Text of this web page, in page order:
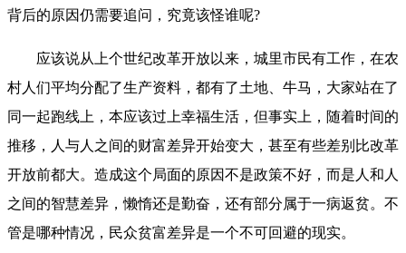
背后的原因仍需要追问，究竟该怪谁呢?
应该说从上个世纪改革开放以来，城里市民有工作，在农
村人们平均分配了生产资料，都有了土地、牛马，大家站在了
同一起跑线上，本应该过上幸福生活，但事实上，随着时间的
推移，人与人之间的财富差异开始变大，甚至有些差别比改革
开放前都大。造成这个局面的原因不是政策不好，而是人和人
之间的智慧差异，懒惰还是勤奋，还有部分属于一病返贫。不
管是哪种情况，民众贫富差异是一个不可回避的现实。